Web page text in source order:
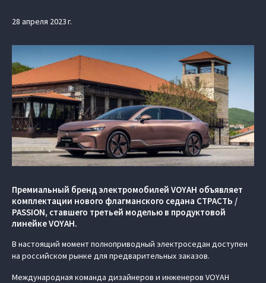
28 апреля 2023 г.
Премиальный бренд электромобилей VOYAH объявляет
комплектации нового флагманского седана СТРАСТЬ /
PASSION, ставшего третьей моделью в продуктовой
линейке VOYAH.
В настоящий момент полноприводный электроседан доступен
на российском рынке для предварительных заказов.
Международная команда дизайнеров и инженеров VOYAH